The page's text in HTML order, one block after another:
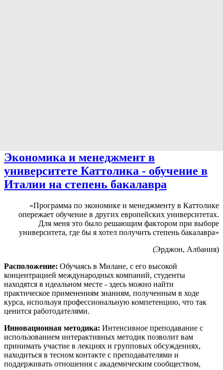
Экономика и менеджмент в
университете Каттолика - обучение в
Италии на степень бакалавра
«Программа по экономике и менеджменту в Каттолике
опережает обучение в других европейских университетах.
Для меня это было решающим фактором при выборе
университета, где бы я хотел получить степень бакалавра»
(Эрджон, Албания)
Расположение: Обучаясь в Милане, с его высокой
концентрацией международных компаний, студенты
находятся в идеальном месте - здесь можно найти
практическое применениям знаниям, полученным в ходе
курса, используя профессиональную компетенцию, что так
ценится работодателями.
Инновационная методика: Интенсивное преподавание с
использованием интерактивных методик позволит вам
принимать участие в лекциях и групповых обсуждениях,
находиться в тесном контакте с преподавателями и
поддерживать отношения с академическим сообществом,